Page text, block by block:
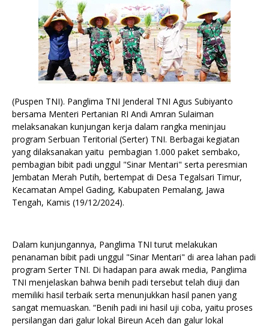
(Puspen TNI). Panglima TNI Jenderal TNI Agus Subiyanto
bersama Menteri Pertanian RI Andi Amran Sulaiman
melaksanakan kunjungan kerja dalam rangka meninjau
program Serbuan Teritorial (Serter) TNI. Berbagai kegiatan
yang dilaksanakan yaitu pembagian 1.000 paket sembako,
pembagian bibit padi unggul "Sinar Mentari" serta peresmian
Jembatan Merah Putih, bertempat di Desa Tegalsari Timur,
Kecamatan Ampel Gading, Kabupaten Pemalang, Jawa
Tengah, Kamis (19/12/2024).
Dalam kunjungannya, Panglima TNI turut melakukan
penanaman bibit padi unggul "Sinar Mentari" di area lahan padi
program Serter TNI. Di hadapan para awak media, Panglima
TNI menjelaskan bahwa benih padi tersebut telah diuji dan
memiliki hasil terbaik serta menunjukkan hasil panen yang
sangat memuaskan. “Benih padi ini hasil uji coba, yaitu proses
persilangan dari galur lokal Bireun Aceh dan galur lokal